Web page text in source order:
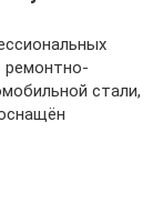
ремонтно-
стали,